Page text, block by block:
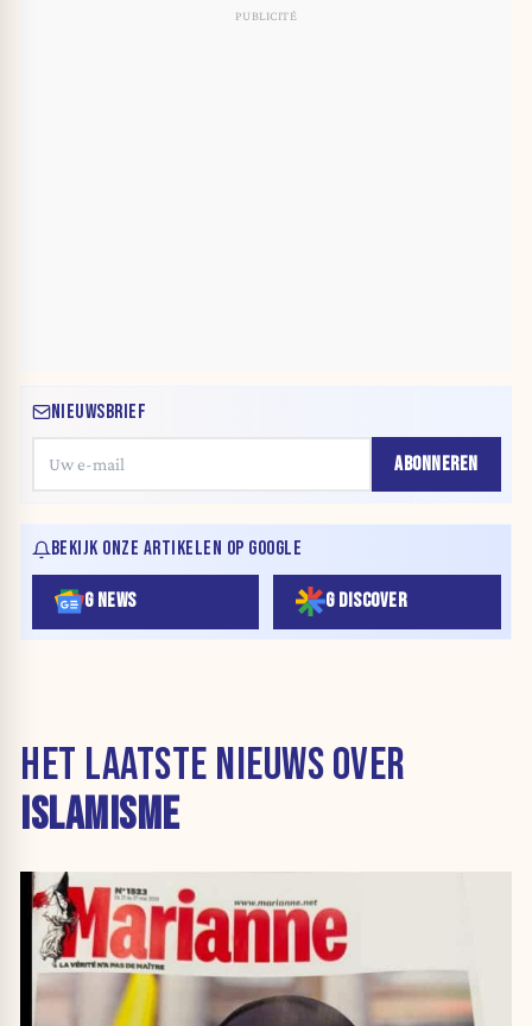
NIEUWSBRIEF
ABONNEREN
BEKIJK ONZE ARTIKELEN OP GOOGLE
G NEWS G DISCOVER
HET LAATSTE NIEUWS OVER
ISLAMISME